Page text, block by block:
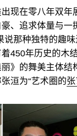
现在零八年双年
、追求体量与一
那种独特的趣
450年历史的木
》的舞美主体结
洹为“艺术圈的